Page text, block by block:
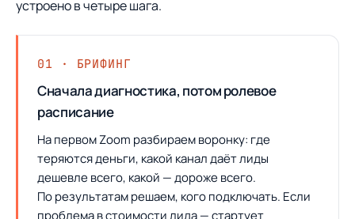
устроено в четыре шага.
01 · БРИФИНГ
Сначала диагностика, потом ролевое
расписание
На первом Zoom разбираем воронку: где
теряются деньги, какой канал даёт лиды
дешевле всего, какой — дороже всего.
По результатам решаем, кого подключать. Если
проблема в стоимости лида — стартует